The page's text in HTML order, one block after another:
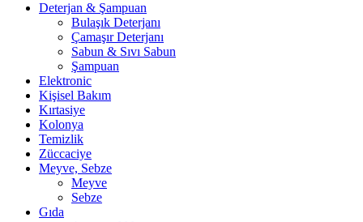
Deterjan & Şampuan
Bulaşık Deterjanı
Çamaşır Deterjanı
Sabun & Sıvı Sabun
Şampuan
Elektronic
Kişisel Bakım
Kırtasiye
Kolonya
Temizlik
Züccaciye
Meyve, Sebze
Meyve
Sebze
Gıda